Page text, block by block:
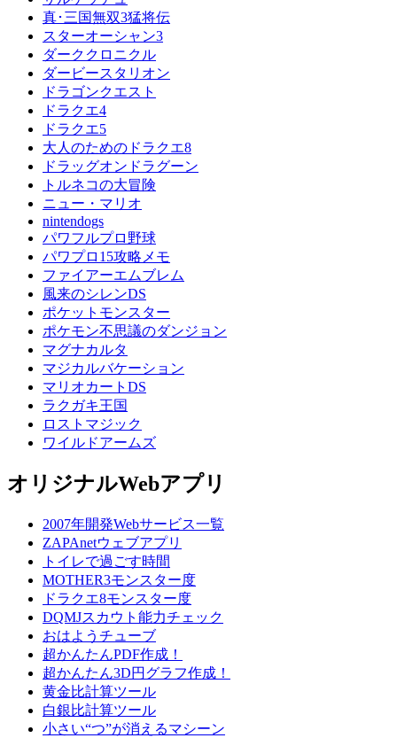
真･三国無双3猛将伝
スターオーシャン3
ダーククロニクル
ダービースタリオン
ドラゴンクエスト
ドラクエ4
ドラクエ5
大人のためのドラクエ8
ドラッグオンドラグーン
トルネコの大冒険
ニュー・マリオ
nintendogs
パワフルプロ野球
パワプロ15攻略メモ
ファイアーエムブレム
風来のシレンDS
ポケットモンスター
ポケモン不思議のダンジョン
マグナカルタ
マジカルバケーション
マリオカートDS
ラクガキ王国
ロストマジック
ワイルドアームズ
オリジナルWebアプリ
2007年開発Webサービス一覧
ZAPAnetウェブアプリ
トイレで過ごす時間
MOTHER3モンスター度
ドラクエ8モンスター度
DQMJスカウト能力チェック
おはようチューブ
超かんたんPDF作成！
超かんたん3D円グラフ作成！
黄金比計算ツール
白銀比計算ツール
小さい“つ”が消えるマシーン